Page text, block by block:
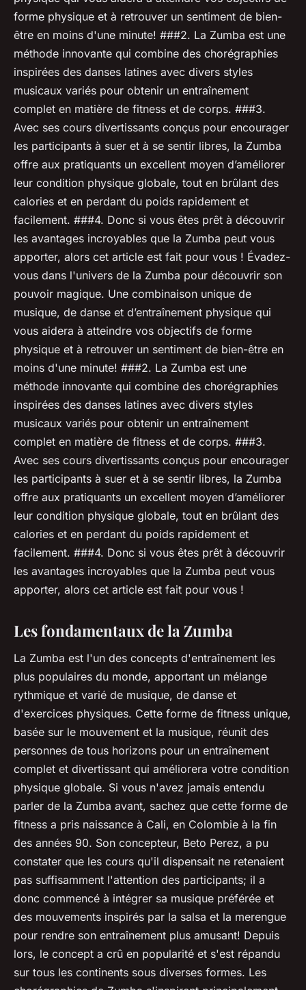
forme physique et à retrouver un sentiment de bien-
être en moins d'une minute! ###2. La Zumba est une
méthode innovante qui combine des chorégraphies
inspirées des danses latines avec divers styles
musicaux variés pour obtenir un entraînement
complet en matière de fitness et de corps. ###3.
Avec ses cours divertissants conçus pour encourager
les participants à suer et à se sentir libres, la Zumba
offre aux pratiquants un excellent moyen d’améliorer
leur condition physique globale, tout en brûlant des
calories et en perdant du poids rapidement et
facilement. ###4. Donc si vous êtes prêt à découvrir
les avantages incroyables que la Zumba peut vous
apporter, alors cet article est fait pour vous ! Évadez-
vous dans l'univers de la Zumba pour découvrir son
pouvoir magique. Une combinaison unique de
musique, de danse et d’entraînement physique qui
vous aidera à atteindre vos objectifs de forme
physique et à retrouver un sentiment de bien-être en
moins d'une minute! ###2. La Zumba est une
méthode innovante qui combine des chorégraphies
inspirées des danses latines avec divers styles
musicaux variés pour obtenir un entraînement
complet en matière de fitness et de corps. ###3.
Avec ses cours divertissants conçus pour encourager
les participants à suer et à se sentir libres, la Zumba
offre aux pratiquants un excellent moyen d’améliorer
leur condition physique globale, tout en brûlant des
calories et en perdant du poids rapidement et
facilement. ###4. Donc si vous êtes prêt à découvrir
les avantages incroyables que la Zumba peut vous
apporter, alors cet article est fait pour vous !
Les fondamentaux de la Zumba
La Zumba est l'un des concepts d'entraînement les
plus populaires du monde, apportant un mélange
rythmique et varié de musique, de danse et
d'exercices physiques. Cette forme de fitness unique,
basée sur le mouvement et la musique, réunit des
personnes de tous horizons pour un entraînement
complet et divertissant qui améliorera votre condition
physique globale. Si vous n'avez jamais entendu
parler de la Zumba avant, sachez que cette forme de
fitness a pris naissance à Cali, en Colombie à la fin
des années 90. Son concepteur, Beto Perez, a pu
constater que les cours qu'il dispensait ne retenaient
pas suffisamment l'attention des participants; il a
donc commencé à intégrer sa musique préférée et
des mouvements inspirés par la salsa et la merengue
pour rendre son entraînement plus amusant! Depuis
lors, le concept a crû en popularité et s'est répandu
sur tous les continents sous diverses formes. Les